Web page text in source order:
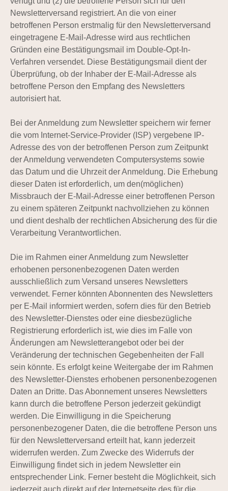
Newsletterversand registriert. An die von einer
betroffenen Person erstmalig für den Newsletterversand
eingetragene E-Mail-Adresse wird aus rechtlichen
Gründen eine Bestätigungsmail im Double-Opt-In-
Verfahren versendet. Diese Bestätigungsmail dient der
Überprüfung, ob der Inhaber der E-Mail-Adresse als
betroffene Person den Empfang des Newsletters
autorisiert hat.
Bei der Anmeldung zum Newsletter speichern wir ferner
die vom Internet-Service-Provider (ISP) vergebene IP-
Adresse des von der betroffenen Person zum Zeitpunkt
der Anmeldung verwendeten Computersystems sowie
das Datum und die Uhrzeit der Anmeldung. Die Erhebung
dieser Daten ist erforderlich, um den(möglichen)
Missbrauch der E-Mail-Adresse einer betroffenen Person
zu einem späteren Zeitpunkt nachvollziehen zu können
und dient deshalb der rechtlichen Absicherung des für die
Verarbeitung Verantwortlichen.
Die im Rahmen einer Anmeldung zum Newsletter
erhobenen personenbezogenen Daten werden
ausschließlich zum Versand unseres Newsletters
verwendet. Ferner könnten Abonnenten des Newsletters
per E-Mail informiert werden, sofern dies für den Betrieb
des Newsletter-Dienstes oder eine diesbezügliche
Registrierung erforderlich ist, wie dies im Falle von
Änderungen am Newsletterangebot oder bei der
Veränderung der technischen Gegebenheiten der Fall
sein könnte. Es erfolgt keine Weitergabe der im Rahmen
des Newsletter-Dienstes erhobenen personenbezogenen
Daten an Dritte. Das Abonnement unseres Newsletters
kann durch die betroffene Person jederzeit gekündigt
werden. Die Einwilligung in die Speicherung
personenbezogener Daten, die die betroffene Person uns
für den Newsletterversand erteilt hat, kann jederzeit
widerrufen werden. Zum Zwecke des Widerrufs der
Einwilligung findet sich in jedem Newsletter ein
entsprechender Link. Ferner besteht die Möglichkeit, sich
jederzeit auch direkt auf der Internetseite des für die